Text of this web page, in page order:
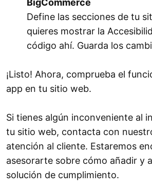
BigCommerce
Define las secciones de tu
quieres mostrar la
código ahí. Guarda los
¡Listo! Ahora, comprueba el
app en tu sitio web.
Si tienes algún inconveniente al
tu sitio web, contacta con
atención al cliente. Estaremos
asesorarte sobre cómo añadir y
solución de cumplimiento.